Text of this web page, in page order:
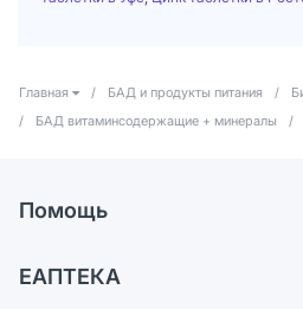
Главная / БАД и продукты питания /
/
БАД витаминсодержащие + минералы /
Помощь
Самовывоз из аптек
ЕАПТЕКА